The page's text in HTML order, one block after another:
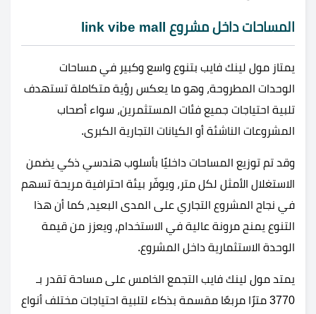
المساحات داخل مشروع link vibe mall
يمتاز مول لينك فايب بتنوع واسع وكبير في مساحات
الوحدات المطروحة، وهو ما يعكس رؤية متكاملة تستهدف
تلبية احتياجات جميع فئات المستثمرين، سواء أصحاب
المشروعات الناشئة أو الكيانات التجارية الكبرى.
وقد تم توزيع المساحات داخليًا بأسلوب هندسي ذكي يضمن
الاستغلال الأمثل لكل متر، ويوفّر بيئة احترافية مريحة تسهم
في نجاح المشروع التجاري على المدى البعيد، كما أن هذا
التنوع يمنح مرونة عالية في الاستخدام، ويعزز من قيمة
الوحدة الاستثمارية داخل المشروع.
يمتد مول لينك فايب التجمع الخامس على مساحة تقدر بـ
3770 مترًا مربعًا مقسمة بذكاء لتلبية احتياجات مختلف أنواع